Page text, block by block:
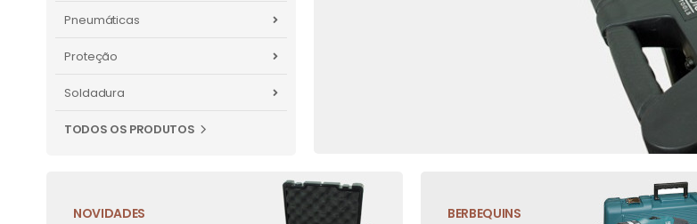
Pneumáticas
Proteção
Soldadura
TODOS OS PRODUTOS
NOVIDADES BERBEQUINS